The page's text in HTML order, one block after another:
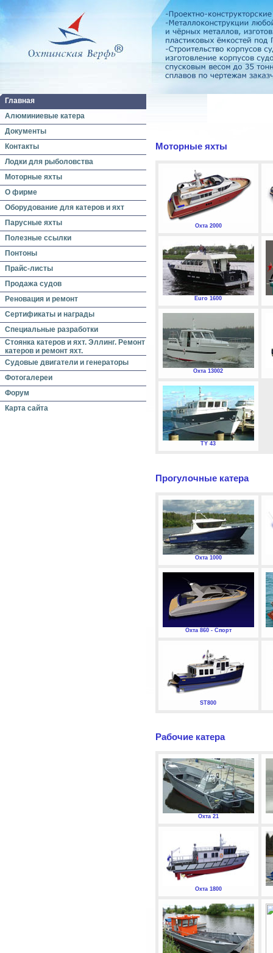
Главная
Алюминиевые катера
Документы
Контакты
Лодки для рыболовства
Моторные яхты
О фирме
Оборудование для катеров и яхт
Парусные яхты
Полезные ссылки
Понтоны
Прайс-листы
Продажа судов
Реновация и ремонт
Сертификаты и награды
Специальные разработки
Стоянка катеров и яхт. Эллинг. Ремонт
катеров и ремонт яхт.
Судовые двигатели и генераторы
Фотогалереи
Форум
Карта сайта
Моторные яхты
Охта 2000
Euro 1600
Охта 13002
TY 43
Прогулочные катера
Охта 1000
Охта 860 - Спорт
ST800
Рабочие катера
Охта 21
Охта 1800